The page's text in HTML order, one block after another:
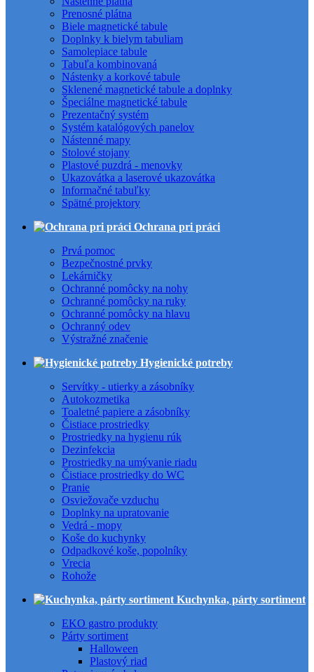
Prenosné plátna
Biele magnetické tabule
Doplnky k bielym tabuliam
Samolepiace tabule
Tabuľa kombinovaná
Nástenky a korkové tabule
Sklenené magnetické tabule a doplnky
Špeciálne magnetické tabule
Prezentačný systém
Systém katalógových panelov
Nástenné mapy
Stolové stojany
Plastové puzdrá - menovky
Ukazovátka a laserové ukazovátka
Informačné tabuľky
Spätné projektory
Ochrana pri práci
Prvá pomoc
Bezpečnostné prvky
Lekárničky
Ochranné pomôcky na nohy
Ochranné pomôcky na ruky
Ochranné pomôcky na hlavu
Ochranný odev
Výstražné značenie
Hygienické potreby
Servítky - utierky a zásobníky
Autokozmetika
Toaletné papiere a zásobníky
Čistiace prostriedky
Prostriedky na hygienu rúk
Dezinfekcia
Prostriedky na umývanie riadu
Čistiace prostriedky do WC
Pranie
Osviežovače vzduchu
Doplnky na upratovanie
Vedrá - mopy
Koše do kuchynky
Odpadkové koše, popolníky
Vrecia
Rohože
Kuchynka, párty sortiment
EKO gastro produkty
Párty sortiment
Halloween
Plastový riad